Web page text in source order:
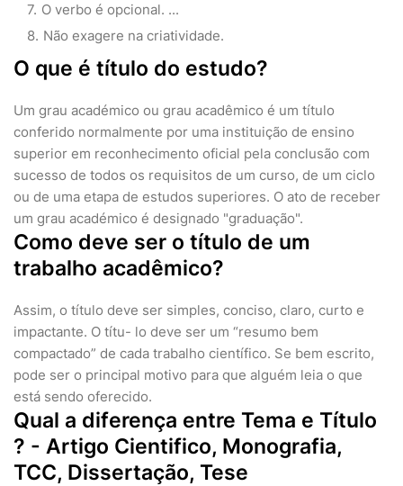
O verbo é opcional. ...
Não exagere na criatividade.
O que é título do estudo?
Um grau académico ou grau acadêmico é um título
conferido normalmente por uma instituição de ensino
superior em reconhecimento oficial pela conclusão com
sucesso de todos os requisitos de um curso, de um ciclo
ou de uma etapa de estudos superiores. O ato de receber
um grau académico é designado "graduação".
Como deve ser o título de um
trabalho acadêmico?
Assim, o título deve ser simples, conciso, claro, curto e
impactante. O títu- lo deve ser um “resumo bem
compactado” de cada trabalho científico. Se bem escrito,
pode ser o principal motivo para que alguém leia o que
está sendo oferecido.
Qual a diferença entre Tema e Título
? - Artigo Cientifico, Monografia,
TCC, Dissertação, Tese